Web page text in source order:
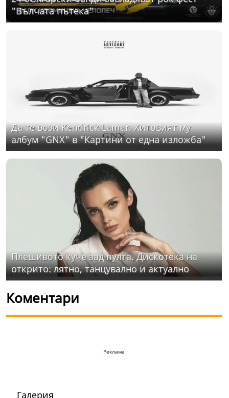
"Вълчата пътека"
Да те вози Kendrick Lamar. Хитовият му
албум "GNX" в "Картини от една изложба"
Плешивото куче зад пулта. Дискотека на
открито: лятно, танцувално и актуално
Коментари
Реклама
Галерия